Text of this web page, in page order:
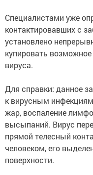
Специалистами уже
контактировавших с
установлено
купировать
вируса.
Для справки: данное
к вирусным
жар, воспаление
высыпаний. Вирус
прямой телесный
человеком, его
поверхности.